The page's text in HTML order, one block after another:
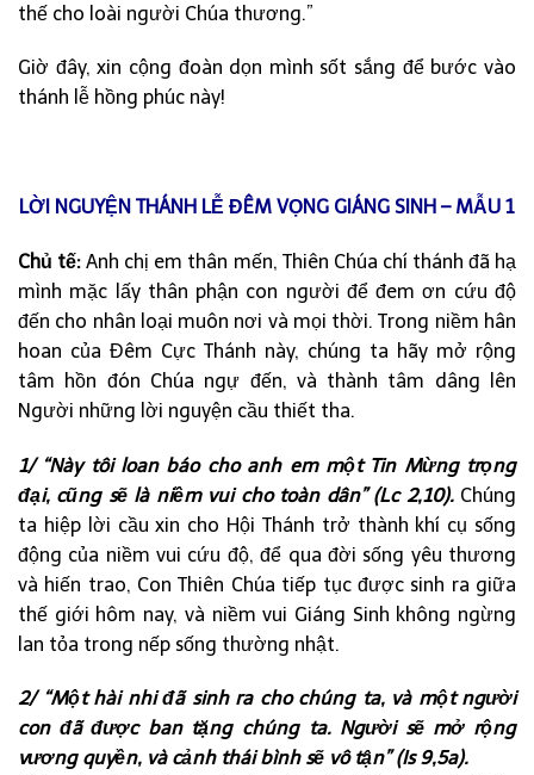
thế cho loài người Chúa thương.”
Giờ đây, xin cộng đoàn dọn mình sốt sắng để bước vào
thánh lễ hồng phúc này!
LỜI NGUYỆN THÁNH LỄ ĐÊM VỌNG GIÁNG SINH – MẪU 1
Chủ tế: Anh chị em thân mến, Thiên Chúa chí thánh đã hạ
mình mặc lấy thân phận con người để đem ơn cứu độ
đến cho nhân loại muôn nơi và mọi thời. Trong niềm hân
hoan của Đêm Cực Thánh này, chúng ta hãy mở rộng
tâm hồn đón Chúa ngự đến, và thành tâm dâng lên
Người những lời nguyện cầu thiết tha.
1/ “Này tôi loan báo cho anh em một Tin Mừng trọng
đại, cũng sẽ là niềm vui cho toàn dân” (Lc 2,10). Chúng
ta hiệp lời cầu xin cho Hội Thánh trở thành khí cụ sống
động của niềm vui cứu độ, để qua đời sống yêu thương
và hiến trao, Con Thiên Chúa tiếp tục được sinh ra giữa
thế giới hôm nay, và niềm vui Giáng Sinh không ngừng
lan tỏa trong nếp sống thường nhật.
2/ “Một hài nhi đã sinh ra cho chúng ta, và một người
con đã được ban tặng chúng ta. Người sẽ mở rộng
vương quyền, và cảnh thái bình sẽ vô tận” (Is 9,5a).